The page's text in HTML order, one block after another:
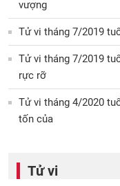
vượng
Tử vi tháng 7/2019
Tử vi tháng 7/2019
rực rỡ
Tử vi tháng 4/2020
tốn của
Tử vi